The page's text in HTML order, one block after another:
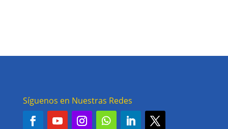
Síguenos en Nuestras Redes